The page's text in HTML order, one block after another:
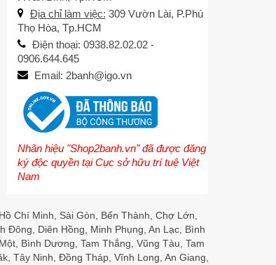
Địa chỉ làm việc: 309 Vườn Lài, P.Phú
Thọ Hòa, Tp.HCM
Điện thoại: 0938.82.02.02 -
0906.644.645
Email: 2banh@igo.vn
Nhãn hiệu "Shop2banh.vn" đã được đăng
ký độc quyền tại Cục sở hữu trí tuệ Việt
Nam
Chí Minh, Sài Gòn, Bến Thành, Chợ Lớn,
Đông, Diên Hồng, Minh Phụng, An Lạc, Bình
Bình Dương, Tam Thắng, Vũng Tàu, Tam
Tây Ninh, Đồng Tháp, Vĩnh Long, An Giang,